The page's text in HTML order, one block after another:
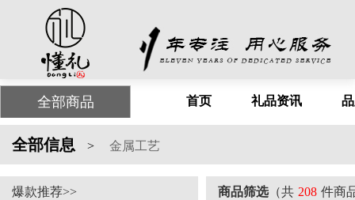
全部商品 首页 礼品资讯
全部信息 > 金属工艺
爆款推荐>> 商品筛选（共 208 件商